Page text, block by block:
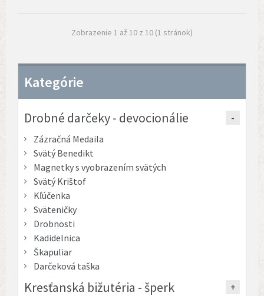
Zobrazenie 1 až 10 z 10 (1 stránok)
Kategórie
Drobné darčeky - devocionálie
Zázračná Medaila
Svätý Benedikt
Magnetky s vyobrazením svätých
Svätý Krištof
Kľúčenka
Sväteničky
Drobnosti
Kadidelnica
Škapuliar
Darčeková taška
Kresťanská bižutéria - šperk